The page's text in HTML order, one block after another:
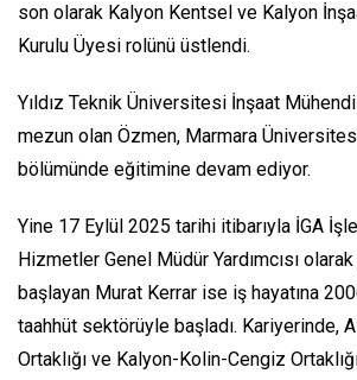
son olarak Kalyon Kentsel ve Kalyon
Kurulu Üyesi rolünü üstlendi.
Yıldız Teknik Üniversitesi İnşaat
mezun olan Özmen, Marmara
bölümünde eğitimine devam ediyor.
Yine 17 Eylül 2025 tarihi itibarıyla İGA
Hizmetler Genel Müdür Yardımcısı
başlayan Murat Kerrar ise iş hayatına
taahhüt sektörüyle başladı. Kariyerinde,
Ortaklığı ve Kalyon-Kolin-Cengiz